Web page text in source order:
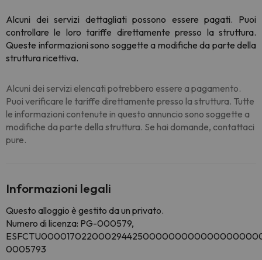
Alcuni dei servizi dettagliati possono essere pagati. Puoi
controllare le loro tariffe direttamente presso la struttura.
Queste informazioni sono soggette a modifiche da parte della
struttura ricettiva.
Alcuni dei servizi elencati potrebbero essere a pagamento.
Puoi verificare le tariffe direttamente presso la struttura. Tutte
le informazioni contenute in questo annuncio sono soggette a
modifiche da parte della struttura. Se hai domande, contattaci
pure.
Informazioni legali
Questo alloggio è gestito da un privato.
Numero di licenza: PG-000579,
0005793